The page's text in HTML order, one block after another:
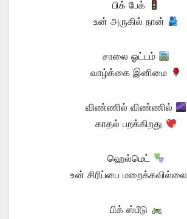
பிக் பேக்
உன் அருகில் நான்
சாலை ஓட்டம்
வாழ்க்கை இனிமை
விண்ணில் விண்ணில்
காதல் பறக்கிறது
ஹெல்மெட்
உன் சிரிப்பை மறைக்கவில்லை
பிக் ஸ்பீடு